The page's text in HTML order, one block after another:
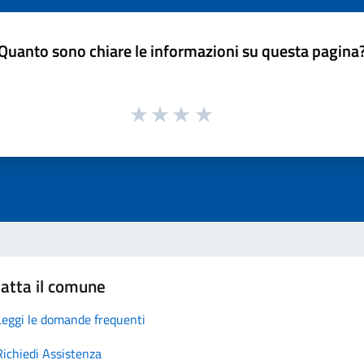
sono chiare le informazioni su questa
il comune
le domande frequenti
Assistenza